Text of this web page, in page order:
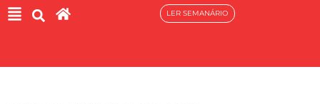
LER SEMANÁRIO